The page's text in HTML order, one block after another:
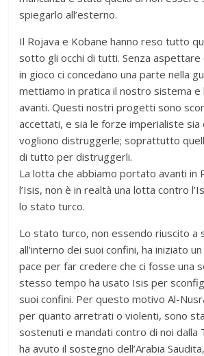
spiegarlo all’esterno.
Il Rojava e Kobane hanno reso tutto
sotto gli occhi di tutti. Senza
in gioco ci concedano una parte nella
mettiamo in pratica il nostro sistema e
avanti. Questi nostri progetti sono
accettati, e sia le forze imperialiste sia
vogliono distruggerle; soprattutto
di tutto per distruggerli.
La lotta che abbiamo portato avanti in
l’Isis, non è in realtà una lotta contro
lo stato turco.
Lo stato turco, non essendo riuscito a
all’interno dei suoi confini, ha iniziato
pace per far credere che ci fosse una
stesso tempo ha usato Isis per
suoi confini. Per questo motivo Al-
per quanto arretrati o violenti, sono
sostenuti e mandati contro di noi dalla
ha avuto il sostegno dell’Arabia